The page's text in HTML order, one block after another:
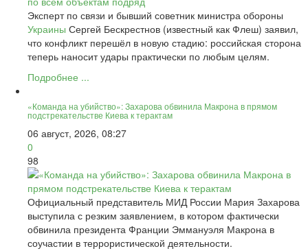
Эксперт по связи и бывший советник министра обороны
Украины Сергей Бескрестнов (известный как Флеш) заявил,
что конфликт перешёл в новую стадию: российская сторона
теперь наносит удары практически по любым целям.
Подробнее ...
«Команда на убийство»: Захарова обвинила Макрона в прямом
подстрекательстве Киева к терактам
06 август, 2026, 08:27
0
98
Официальный представитель МИД России Мария Захарова
выступила с резким заявлением, в котором фактически
обвинила президента Франции Эммануэля Макрона в
соучастии в террористической деятельности.